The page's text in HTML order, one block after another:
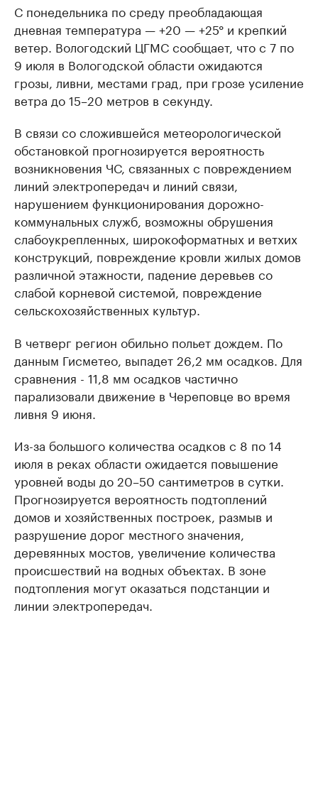
С понедельника по среду преобладающая
дневная температура — +20 — +25° и крепкий
ветер. Вологодский ЦГМС сообщает, что с 7 по
9 июля в Вологодской области ожидаются
грозы, ливни, местами град, при грозе усиление
ветра до 15–20 метров в секунду.
В связи со сложившейся метеорологической
обстановкой прогнозируется вероятность
возникновения ЧС, связанных с повреждением
линий электропередач и линий связи,
нарушением функционирования дорожно-
коммунальных служб, возможны обрушения
слабоукрепленных, широкоформатных и ветхих
конструкций, повреждение кровли жилых домов
различной этажности, падение деревьев со
слабой корневой системой, повреждение
сельскохозяйственных культур.
В четверг регион обильно польет дождем. По
данным Гисметео, выпадет 26,2 мм осадков. Для
сравнения - 11,8 мм осадков частично
парализовали движение в Череповце во время
ливня 9 июня.
Из-за большого количества осадков с 8 по 14
июля в реках области ожидается повышение
уровней воды до 20–50 сантиметров в сутки.
Прогнозируется вероятность подтоплений
домов и хозяйственных построек, размыв и
разрушение дорог местного значения,
деревянных мостов, увеличение количества
происшествий на водных объектах. В зоне
подтопления могут оказаться подстанции и
линии электропередач.